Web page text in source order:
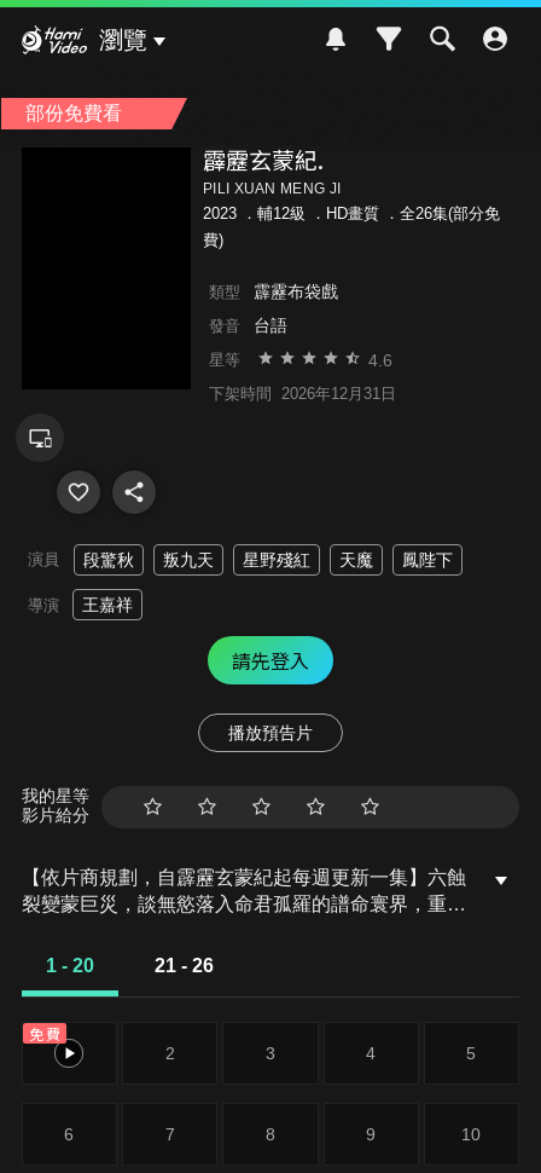
瀏覽
部份免費看
霹靂玄蒙紀.
PILI XUAN MENG JI
2023 ． 輔12級
．HD畫質 ．全26集(部分免
費)
類型 霹靂布袋戲
發音 台語
星等 4.6
下架時間 2026年12月31日
演員 段驚秋 叛九天 星野殘紅 天魔 鳳陛下
導演 王嘉祥
請先登入
播放預告片
我的星等
影片給分
【依片商規劃，自霹靂玄蒙紀起每週更新一集】六蝕
裂變蒙巨災，談無慾落入命君孤羅的譜命寰界，重重
現，命君三幻不盡，四象無形，彼此消長均勢之際，
一座秀麗莊宇，紫雲劍庭穩然鎮守極目天地，劍庭之
主紫鋒定海雲廣陵正商議要事，針對獰惡雙獸之死念
慾獸究竟從何而來？
1 - 20 21 - 26
免費
1 2 3 4 5
6 7 8 9 10